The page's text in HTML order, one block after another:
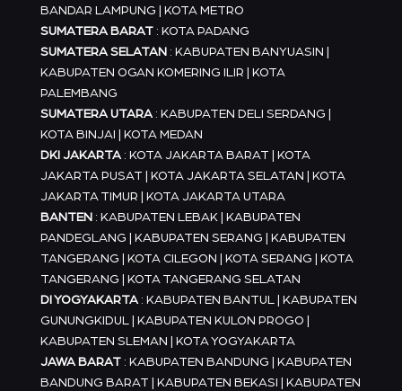
BANDAR LAMPUNG | KOTA METRO
SUMATERA BARAT: KOTA PADANG
SUMATERA SELATAN : KABUPATEN BANYUASIN |
KABUPATEN OGAN KOMERING ILIR | KOTA
PALEMBANG
SUMATERA UTARA: KABUPATEN DELI SERDANG |
KOTA BINJAI | KOTA MEDAN
DKI JAKARTA: KOTA JAKARTA BARAT | KOTA
JAKARTA PUSAT | KOTA JAKARTA SELATAN | KOTA
JAKARTA TIMUR | KOTA JAKARTA UTARA
BANTEN : KABUPATEN LEBAK | KABUPATEN
PANDEGLANG | KABUPATEN SERANG | KABUPATEN
TANGERANG | KOTA CILEGON | KOTA SERANG | KOTA
TANGERANG | KOTA TANGERANG SELATAN
DI YOGYAKARTA: KABUPATEN BANTUL | KABUPATEN
GUNUNGKIDUL | KABUPATEN KULON PROGO |
KABUPATEN SLEMAN | KOTA YOGYAKARTA
JAWA BARAT: KABUPATEN BANDUNG | KABUPATEN
BANDUNG BARAT | KABUPATEN BEKASI | KABUPATEN